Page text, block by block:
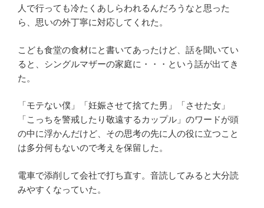
人で行っても冷たくあしらわれるんだろうなと思った
ら、思いの外丁寧に対応してくれた。
こども食堂の食材にと書いてあったけど、話を聞いてい
ると、シングルマザーの家庭に・・・という話が出てき
た。
「モテない僕」「妊娠させて捨てた男」「させた女」
「こっちを警戒したり敬遠するカップル」のワードが頭
の中に浮かんだけど、その思考の先に人の役に立つこと
は多分何もないので考えを保留した。
電車で添削して会社で打ち直す。音読してみると大分読
みやすくなっていた。